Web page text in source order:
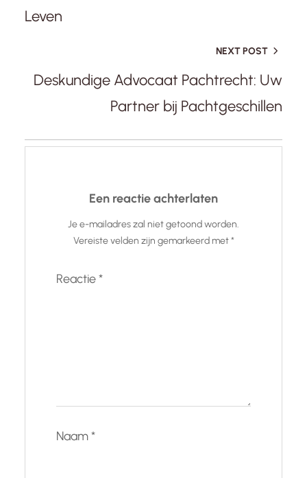
Leven
NEXT POST
Deskundige Advocaat Pachtrecht: Uw
Partner bij Pachtgeschillen
Een reactie achterlaten
Je e-mailadres zal niet getoond worden.
Vereiste velden zijn gemarkeerd met*
Reactie*
Naam*